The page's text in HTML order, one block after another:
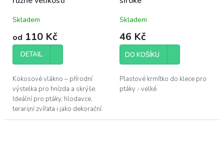
Skladem
od 110 Kč
DETAIL
Kokosové vlákno – přírodní
výstelka pro hnízda a skrýše.
Ideální pro ptáky, hlodavce,
terarijní zvířata i jako dekorační
doplněk.
Skladem
46 Kč
DO KOŠÍKU
Plastové krmítko do klece pro
ptáky - velké